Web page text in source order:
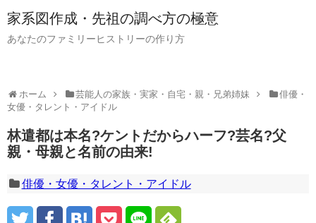
家系図作成・先祖の調べ方の極意
あなたのファミリーヒストリーの作り方
ホーム 芸能人の家族・実家・自宅・親・兄弟姉妹
俳優・
女優・タレント・アイドル
林遣都は本名?ケントだからハーフ?芸名?父
親・母親と名前の由来!
俳優・女優・タレント・アイドル